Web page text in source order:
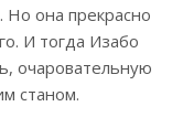
Но она прекрасно
И тогда Изабо
очаровательную
станом.